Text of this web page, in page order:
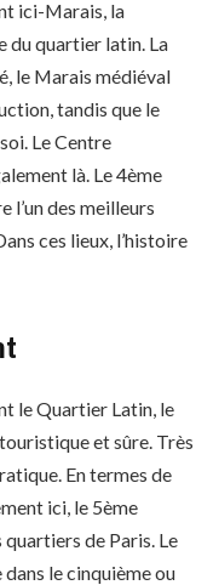
ici-Marais, la
du quartier latin. La
le Marais médiéval
tandis que le
Le Centre
là. Le 4ème
l’un des meilleurs
ces lieux, l’histoire
le Quartier Latin, le
et sûre. Très
En termes de
ici, le 5ème
quartiers de Paris. Le
le cinquième ou